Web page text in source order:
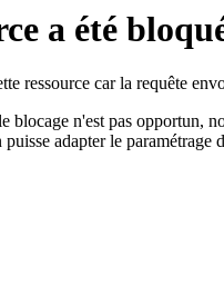
a été
ressource car la requête
blocage n'est pas opportun,
adapter le paramétrage